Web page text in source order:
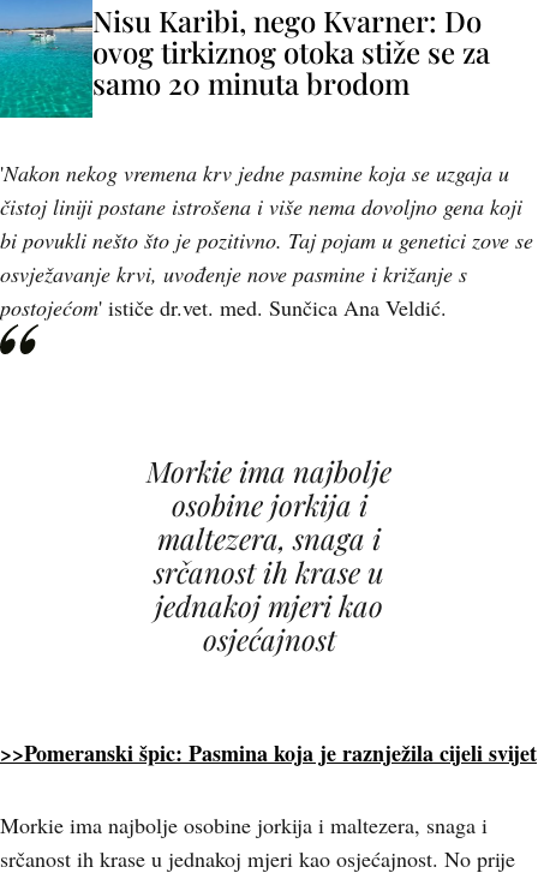
Nisu Karibi, nego Kvarner: Do
ovog tirkiznog otoka stiže se za
samo 20 minuta brodom
'Nakon nekog vremena krv jedne pasmine koja se uzgaja u
čistoj liniji postane istrošena i više nema dovoljno gena koji
bi povukli nešto što je pozitivno. Taj pojam u genetici zove se
osvježavanje krvi, uvođenje nove pasmine i križanje s
postojećom' ističe dr.vet. med. Sunčica Ana Veldić.
Morkie ima najbolje
osobine jorkija i
maltezera, snaga i
srčanost ih krase u
jednakoj mjeri kao
osjećajnost
>>Pomeranski špic: Pasmina koja je raznježila cijeli svijet
Morkie ima najbolje osobine jorkija i maltezera, snaga i
srčanost ih krase u jednakoj mjeri kao osjećajnost. No prije